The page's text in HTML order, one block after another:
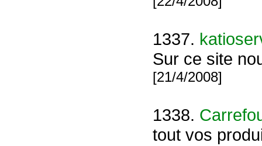
1337.
Sur ce site
[21/4/2008]
1338.
tout vos